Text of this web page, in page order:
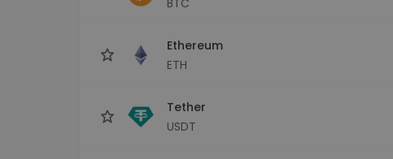
Ethereum
ETH
Tether
USDT